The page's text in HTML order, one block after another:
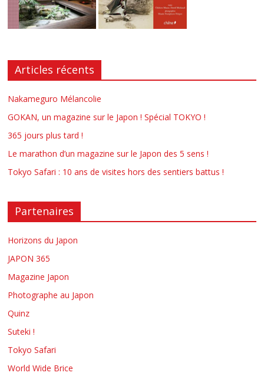
Articles récents
Nakameguro Mélancolie
GOKAN, un magazine sur le Japon ! Spécial TOKYO !
365 jours plus tard !
Le marathon d’un magazine sur le Japon des 5 sens !
Tokyo Safari : 10 ans de visites hors des sentiers battus !
Partenaires
Horizons du Japon
JAPON 365
Magazine Japon
Photographe au Japon
Quinz
Suteki !
Tokyo Safari
World Wide Brice